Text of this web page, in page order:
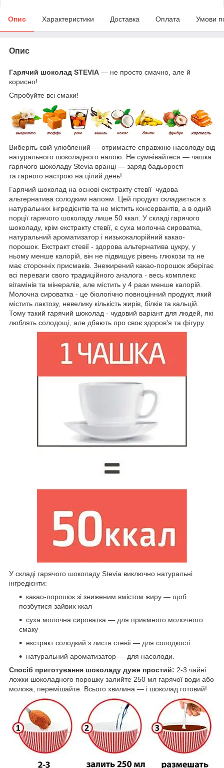
Опис Характеристики Доставка Оплата Умови
Опис
Гарячий шоколад STEVIA — не просто смачно, але й
корисно!
Спробуйте всі смаки!
Виберіть свій улюблений — отримаєте справжню насолоду від
натурального шоколадного напою. Не сумнівайтеся — чашка
гарячого шоколаду Stevia вранці — заряд бадьорості
та гарного настрою на цілий день!
Гарячий шоколад на основі екстракту стевії чудова
альтернатива солодким напоям. Цей продукт складається з
натуральних інгредієнтів та не містить консервантів, а в одній
порції гарячого шоколаду лише 50 ккал. У складі гарячого
шоколаду, крім екстракту стевії, є суха молочна сироватка,
натуральний ароматизатор і низькокалорійний какао-
порошок. Екстракт стевії - здорова альтернатива цукру, у
ньому менше калорій, він не підвищує рівень глюкози та не
має сторонніх присмаків. Знежирений какао-порошок зберігає
всі переваги свого традиційного аналога - весь комплекс
вітамінів та мінералів, але містить у 4 рази менше калорій.
Молочна сироватка - це біологічно повноцінний продукт, який
містить лактозу, невелику кількість жирів, білків та кальцій.
Тому такий гарячий шоколад - чудовий варіант для людей, які
люблять солодощі, але дбають про своє здоров'я та фігуру.
У складі гарячого шоколаду Stevia виключно натуральні
інгредієнти:
какао-порошок зі зниженим вмістом жиру — щоб
позбутися зайвих ккал
суха молочна сироватка — для приємного молочного
смаку
екстракт солодкий з листя стевії — для солодкості
натуральний ароматизатор — для насолоди.
Спосіб приготування шоколаду дуже простий: 2-3 чайні
ложки шоколадного порошку залийте 250 мл гарячої води або
молока, перемішайте. Всього хвилина — і шоколад готовий!